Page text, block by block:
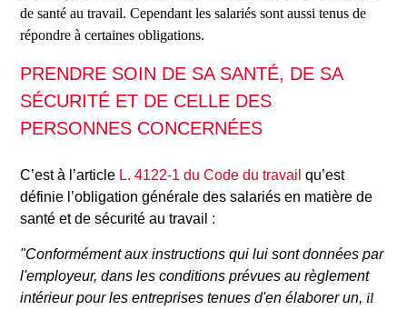
de santé au travail. Cependant les salariés sont aussi tenus de
répondre à certaines obligations.
PRENDRE SOIN DE SA SANTÉ, DE SA
SÉCURITÉ ET DE CELLE DES
PERSONNES CONCERNÉES
C’est à l’article L. 4122-1 du Code du travail qu’est
définie l’obligation générale des salariés en matière de
santé et de sécurité au travail :
"Conformément aux instructions qui lui sont données par
l'employeur, dans les conditions prévues au règlement
intérieur pour les entreprises tenues d'en élaborer un, il